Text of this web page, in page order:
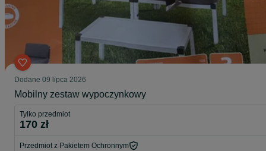
Dodane 09 lipca 2026
Mobilny zestaw wypoczynkowy
Tylko przedmiot
170 zł
Przedmiot z Pakietem Ochronnym